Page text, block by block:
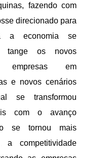
fazendo com
direcionado para
a economia se
tange os novos
empresas em
e novos cenários
se transformou
com o avanço
se tornou mais
competitividade